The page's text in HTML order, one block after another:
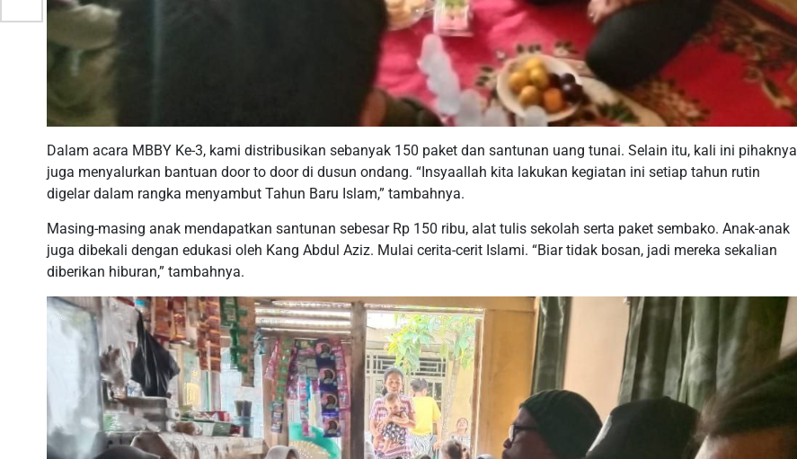
Dalam acara MBBY Ke-3, kami distribusikan sebanyak 150 paket dan santunan uang tunai. Selain itu, kali ini pihaknya
juga menyalurkan bantuan door to door di dusun ondang. “Insyaallah kita lakukan kegiatan ini setiap tahun rutin
digelar dalam rangka menyambut Tahun Baru Islam,” tambahnya.
Masing-masing anak mendapatkan santunan sebesar Rp 150 ribu, alat tulis sekolah serta paket sembako. Anak-anak
juga dibekali dengan edukasi oleh Kang Abdul Aziz. Mulai cerita-cerit Islami. “Biar tidak bosan, jadi mereka sekalian
diberikan hiburan,” tambahnya.